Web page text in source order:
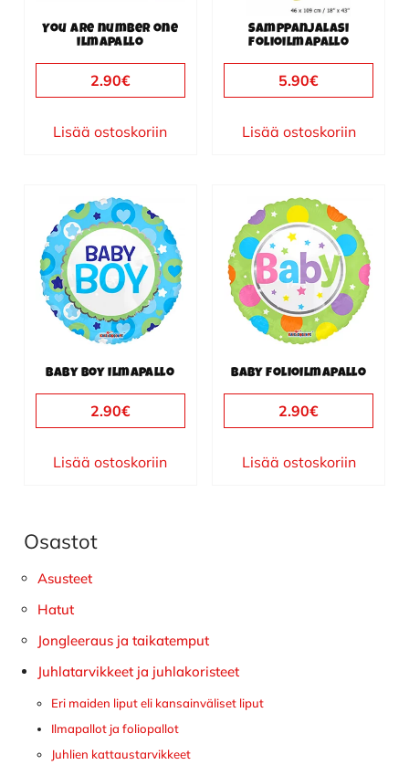
You are number one
ilmapallo
2.90€
Lisää ostoskoriin
Samppanjalasi
folioilmapallo
5.90€
Lisää ostoskoriin
Baby Boy ilmapallo
2.90€
Lisää ostoskoriin
Baby folioilmapallo
2.90€
Lisää ostoskoriin
Ensisijainen
sivupalkki
Osastot
Asusteet
Hatut
Jongleeraus ja taikatemput
Juhlatarvikkeet ja juhlakoristeet
Eri maiden liput eli kansainväliset liput
Ilmapallot ja foliopallot
Juhlien kattaustarvikkeet